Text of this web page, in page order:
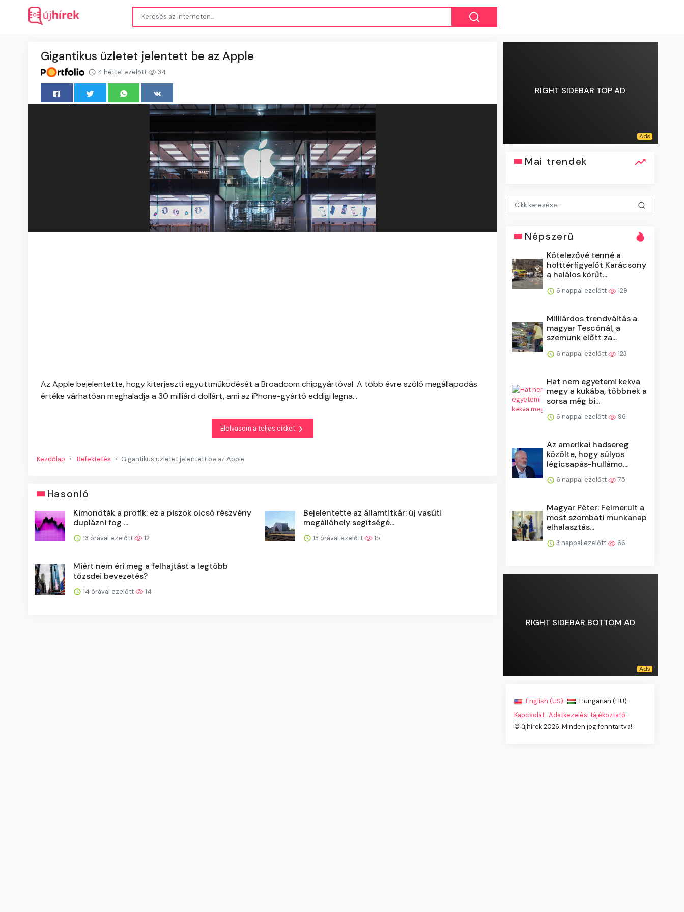
Gigantikus üzletet jelentett be az Apple
4 héttel ezelőtt 34
Az Apple bejelentette, hogy kiterjeszti együttműködését a Broadcom chipgyártóval. A több évre szóló megállapodás
értéke várhatóan meghaladja a 30 milliárd dollárt, ami az iPhone-gyártó eddigi legna...
Elolvasom a teljes cikket
Kezdőlap Befektetés Gigantikus üzletet jelentett be az Apple
Hasonló
Kimondták a profik: ez a piszok olcsó részvény
duplázni fog ...
13 órával ezelőtt 12
Bejelentette az államtitkár: új vasúti
megállóhely segítségé...
13 órával ezelőtt 15
Miért nem éri meg a felhajtást a legtöbb
tőzsdei bevezetés?
14 órával ezelőtt 14
RIGHT SIDEBAR TOP AD
Mai trendek
Népszerű
Kötelezővé tenné a
holttérfigyelőt Karácsony
a halálos körűt...
6 nappal ezelőtt 129
Milliárdos trendváltás a
magyar Tescónál, a
szemünk előtt za...
6 nappal ezelőtt 123
Hat nem egyetemi kekva
megy a kukába, többnek a
sorsa még bi...
6 nappal ezelőtt 96
Az amerikai hadsereg
közölte, hogy súlyos
légicsapás-hullámo...
6 nappal ezelőtt 75
Magyar Péter: Felmerült a
most szombati munkanap
elhalasztás...
3 nappal ezelőtt 66
RIGHT SIDEBAR BOTTOM AD
English (US) ·
Hungarian (HU) ·
Kapcsolat ·Adatkezelési tájékoztató ·
© újhírek 2026. Minden jog fenntartva!